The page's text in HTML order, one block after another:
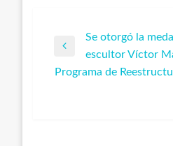
de
Entrada
anterior
Se otorgó la
escultor Víctor
Programa de